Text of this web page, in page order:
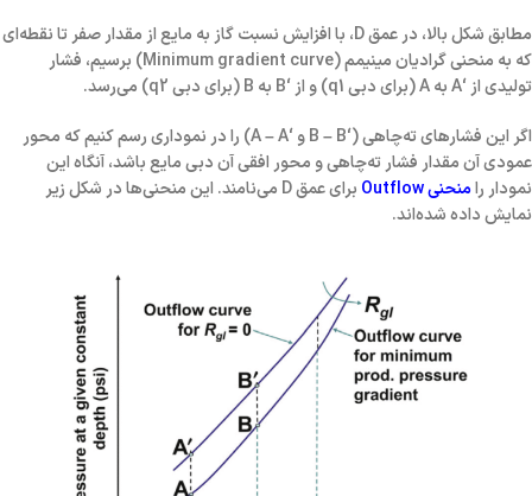
مطابق شکل بالا، در عمق D، با افزایش نسبت گاز به مایع از مقدار صفر تا نقطه‌ای
که به منحنی گرادیان مینیمم (Minimum gradient curve)
برسیم، فشار
تولیدی از ‘A به A (برای دبی q1) و از ‘B به B (برای دبی q2) می‌رسد.
اگر این فشارهای ته‌چاهی (‘B – B و ‘A – A) را در نموداری رسم کنیم که محور
عمودی آن مقدار فشار ته‌چاهی و محور افقی آن دبی مایع باشد، آنگاه این
نمودار رامنحنی Outflow
برای عمق D می‌نامند. این منحنی‌ها در شکل زیر
نمایش داده شده‌اند.